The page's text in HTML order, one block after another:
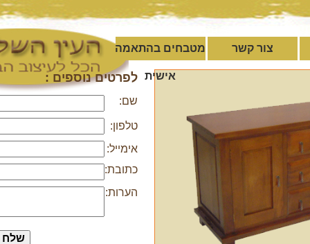
צור קשר מטבחים בהתאמה
לפרטים נוספים :
אימייל:
כתובת:
הערות: